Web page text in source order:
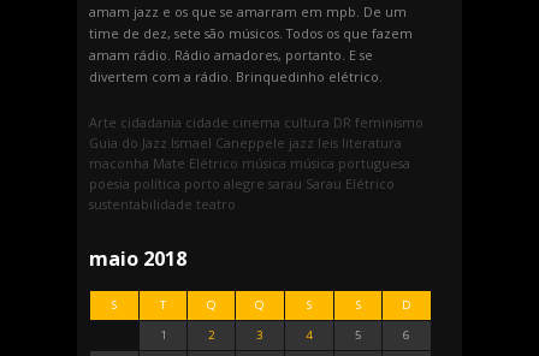
amam jazz e os que se amarram em mpb. De um
time de dez, sete são músicos. Todos os que fazem
amam rádio. Rádio amadores, portanto. E se
divertem com a rádio. Brinquedinho elétrico.
Arte cidadania cidade cinema cultura DR feminismo
Guia do Jazz Ismael Caneppele jazz leis literatura
maconha Mate Elétrico música música portuguesa
poesia política porto alegre sarau Sarau Elétrico
sustentabilidade teatro
maio 2018
S T Q Q S S
D
1
2 3 4 5 6